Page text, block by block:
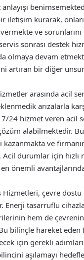
iletişim kurarak,
ve
sonrası destek
olmaya devam
artıran bir diğer
arasında acil
arızalarla
24 hizmet veren acil
alabilmektedir.
ve
Acil durumlar için hızlı
önemli
Hizmetleri, çevre
tasarruflu
hem de
bilinçle hareket eden
için gerekli adımları
aşılamayı